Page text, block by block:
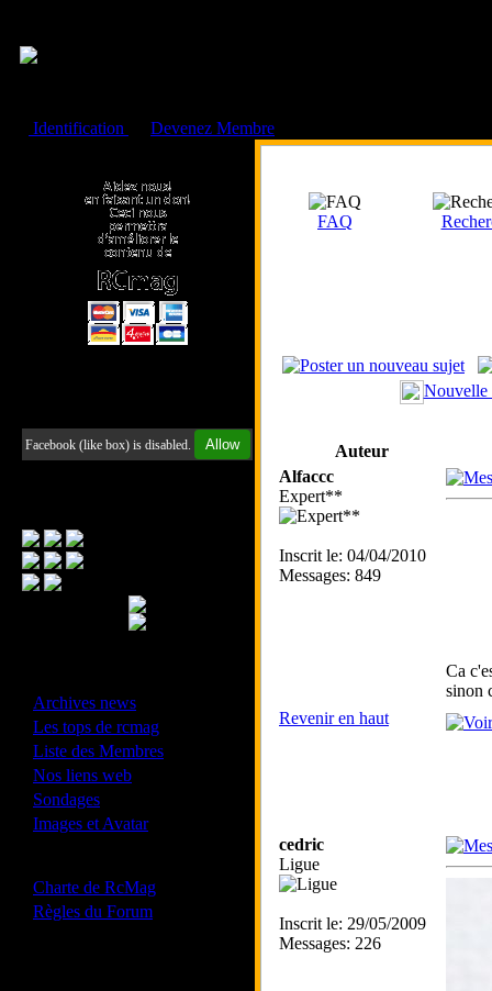
Identification
Devenez Membre
Facebook (like box) is disabled. Allow
Archives news
Les tops de rcmag
Liste des Membres
Nos liens web
Sondages
Images et Avatar
Charte de RcMag
Règles du Forum
FAQ
Auteur
Alfaccc
Expert**
Inscrit le: 04/04/2010
Messages: 849
Ca
sinon
Revenir en haut
cedric
Ligue
Inscrit le: 29/05/2009
Messages: 226